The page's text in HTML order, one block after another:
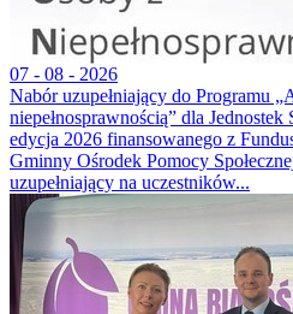
07 - 08 - 2026
Nabór uzupełniający do Programu
niepełnosprawnością” dla
edycja 2026 finansowanego z
Gminny Ośrodek Pomocy
uzupełniający na uczestników...